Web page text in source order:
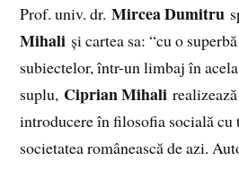
Prof. univ. dr.Mircea Dumitru
Mihali și cartea sa: “cu o
subiectelor, într-un limbaj în
suplu, Ciprian Mihali
introducere în filosofia socială cu
societatea românească de azi.